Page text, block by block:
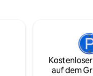
kann dein Leben für
auf dem